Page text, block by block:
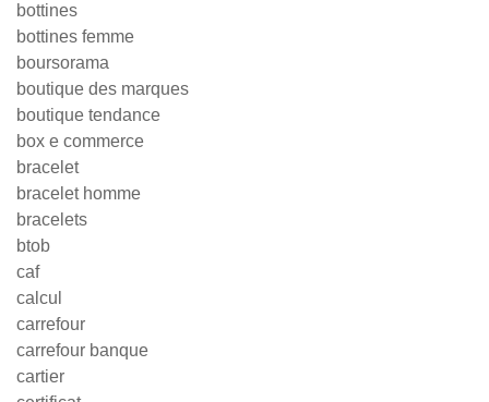
bottines
bottines femme
boursorama
boutique des marques
boutique tendance
box e commerce
bracelet
bracelet homme
bracelets
btob
caf
calcul
carrefour
carrefour banque
cartier